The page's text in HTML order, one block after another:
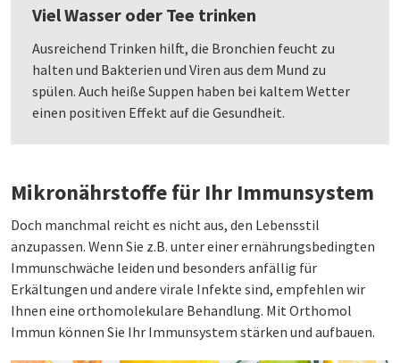
Viel Wasser oder Tee trinken
Ausreichend Trinken hilft, die Bronchien feucht zu
halten und Bakterien und Viren aus dem Mund zu
spülen. Auch heiße Suppen haben bei kaltem Wetter
einen positiven Effekt auf die Gesundheit.
Mikronährstoffe für Ihr Immunsystem
Doch manchmal reicht es nicht aus, den Lebensstil
anzupassen. Wenn Sie z.B. unter einer ernährungsbedingten
Immunschwäche leiden und besonders anfällig für
Erkältungen und andere virale Infekte sind, empfehlen wir
Ihnen eine orthomolekulare Behandlung. Mit Orthomol
Immun können Sie Ihr Immunsystem stärken und aufbauen.